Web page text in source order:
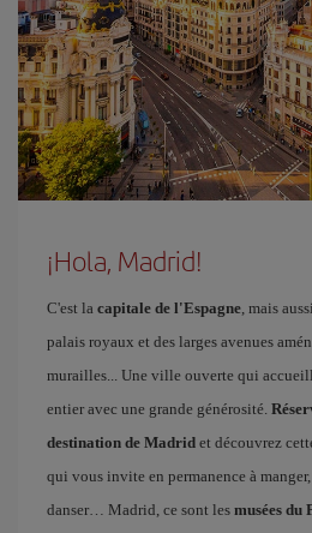
¡Hola, Madrid!
C'est la capitale de l'Espagne, mais
palais royaux et des larges avenues
murailles... Une ville ouverte qui
entier avec une grande générosité.
destination de Madrid et découvrez
qui vous invite en permanence à
danser… Madrid, ce sont les musées du